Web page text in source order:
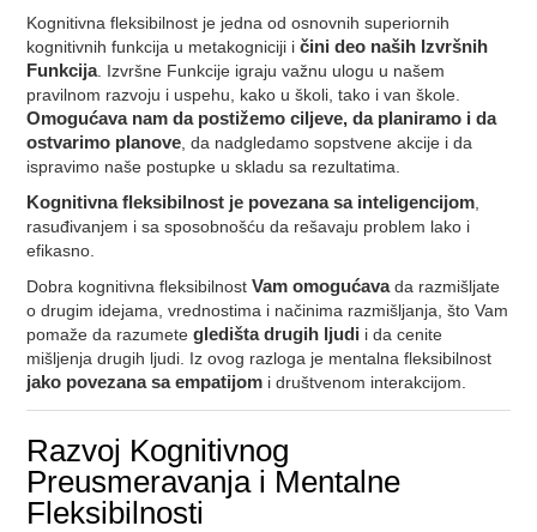
Kognitivna fleksibilnost je jedna od osnovnih superiornih
kognitivnih funkcija u metakogniciji ičini deo naših Izvršnih
Funkcija. Izvršne Funkcije igraju važnu ulogu u našem
pravilnom razvoju i uspehu, kako u školi, tako i van škole.
Omogućava nam da postižemo ciljeve, da planiramo i da
ostvarimo planove , da nadgledamo sopstvene akcije i da
ispravimo naše postupke u skladu sa rezultatima.
Kognitivna fleksibilnost je povezana sa inteligencijom
rasuđivanjem i sa sposobnošću da rešavaju problem lako i
efikasno.
Dobra kognitivna fleksibilnostVam omogućavada razmišljate
o drugim idejama, vrednostima i načinima razmišljanja, što Vam
pomaže da razumetegledišta drugih ljudi i da cenite
mišljenja drugih ljudi. Iz ovog razloga je mentalna fleksibilnost
jako povezana sa empatijom i društvenom interakcijom.
Razvoj Kognitivnog
Preusmeravanja i Mentalne
Fleksibilnosti